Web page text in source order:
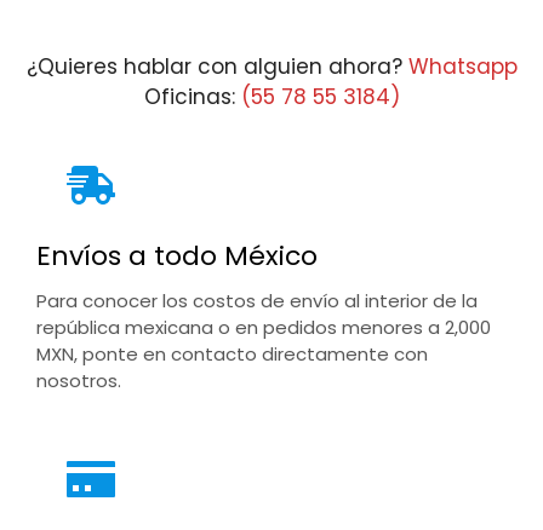
¿Quieres hablar con alguien ahora? Whatsapp
Oficinas: (55 78 55 3184)
Envíos a todo México
Para conocer los costos de envío al interior de la
república mexicana o en pedidos menores a 2,000
MXN, ponte en contacto directamente con
nosotros.